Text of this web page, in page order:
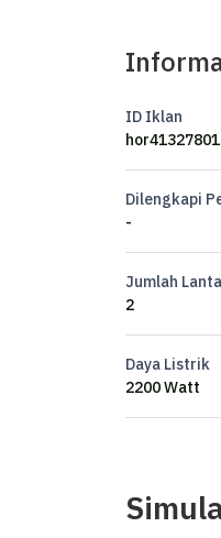
Luas
Kamar Mandi 2
Listrik 2200
Hubungi
ID Iklan
hor41327801
Dilengkapi
-
Jumlah
2
Daya Listrik
2200 Watt